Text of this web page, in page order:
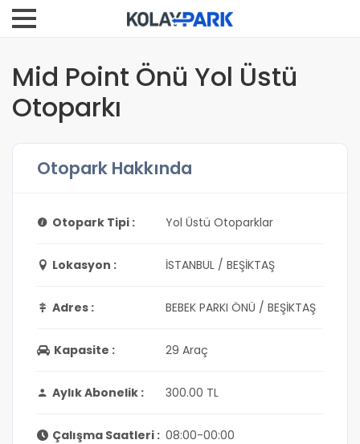
Mid Point Önü Yol Üstü
Otoparkı
Otopark Hakkında
Otopark Tipi : Yol Üstü Otoparklar
Lokasyon : İSTANBUL / BEŞİKTAŞ
Adres : BEBEK PARKI ÖNÜ / BEŞİKTAŞ
Kapasite : 29 Araç
Aylık Abonelik : 300.00 TL
Çalışma Saatleri : 08:00-00:00